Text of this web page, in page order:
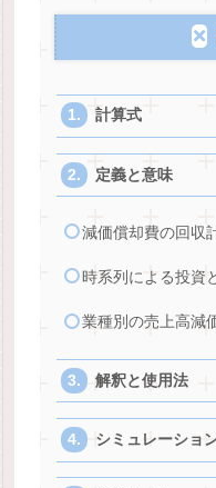
計算式
定義と意味
減価償却費の回収
時系列による投資
業種別の売上高減
解釈と使用法
シミュレーショ